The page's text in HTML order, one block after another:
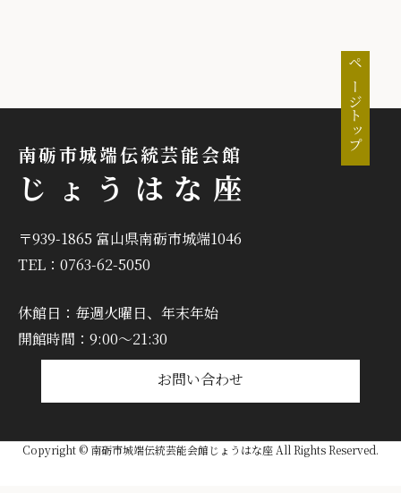
ページトップ
南砺市城端伝統芸能会館
じょうはな座
〒939-1865 富山県南砺市城端1046
TEL：0763-62-5050
休館日：毎週火曜日、年末年始
開館時間：9:00～21:30
お問い合わせ
Copyright © 南砺市城端伝統芸能会館じょうはな座 All Rights Reserved.